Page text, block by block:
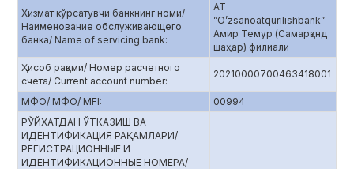
Хизмат кўрсатувчи банкнинг номи/
Наименование обслуживающего
банка/ Name of servicing bank:
АТ
”O’zsanoatqurilishbank”
Амир Темур (Самарқанд
шаҳар) филиали
Ҳисоб рақами/ Номер расчетного
счета/ Current account number:
20210000700463418001
МФО/ МФО/ MFI:
00994
РЎЙХАТДАН ЎТКАЗИШ ВА
ИДЕНТИФИКАЦИЯ РАҚАМЛАРИ/
РЕГИСТРАЦИОННЫЕ И
ИДЕНТИФИКАЦИОННЫЕ НОМЕРА/